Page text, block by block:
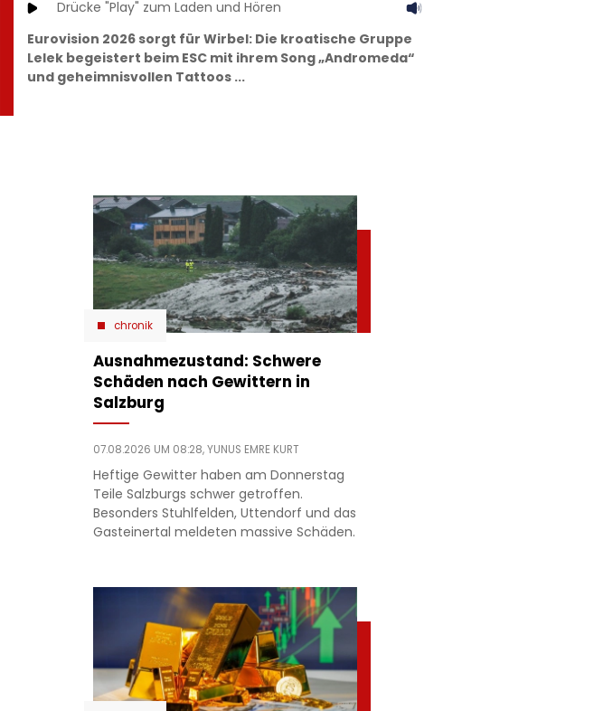
Drücke "Play" zum Laden und Hören
Eurovision 2026 sorgt für Wirbel: Die kroatische Gruppe
Lelek begeistert beim ESC mit ihrem Song „Andromeda“
und geheimnisvollen Tattoos ...
chronik
Ausnahmezustand: Schwere
Schäden nach Gewittern in
Salzburg
07.08.2026 UM 08:28,YUNUS EMRE KURT
Heftige Gewitter haben am Donnerstag
Teile Salzburgs schwer getroffen.
Besonders Stuhlfelden, Uttendorf und das
Gasteinertal meldeten massive Schäden.